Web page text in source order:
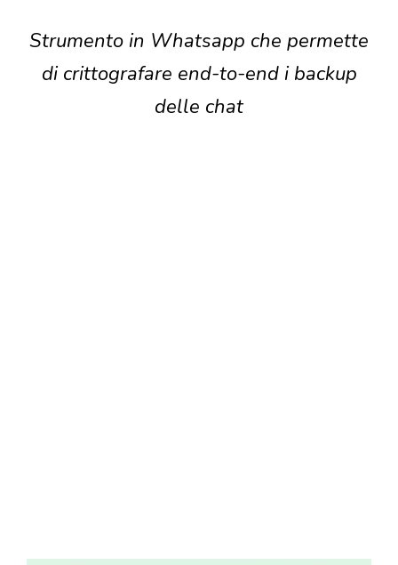
Strumento in Whatsapp che permette
di crittografare end-to-end i backup
delle chat